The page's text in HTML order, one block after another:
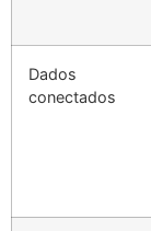
Dados
conectados